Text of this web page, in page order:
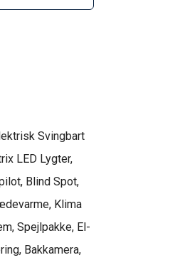
Svingbart
LED Lygter,
Blind Spot,
Klima
Spejlpakke, El-
Bakkamera,